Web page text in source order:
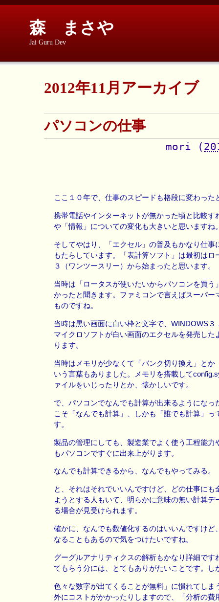
森 まさや
Jai Guru Dev
2012年11月アーカイブ
パソコンの仕事
mori (
ここ１０年で、仕事のスピードも格段に変わった
携帯電話やインターネットが無かった頃と比較す
や「情報」についての変化も大きいと思いますね
そしてやはり、「エクセル」の普及もかなり仕事
もたらしています。「表計算ソフト」は最初はロ
３（ワンツースリー）から始まったと思います。
当時は「ロータスが使いたいからパソコンを買う
かったと聞きます。ファミコンで言えばスーパー
ものですね。
当時は黒い画面に白い枠と文字で、WINDOWS３
マイクロソフトが白い画面のエクセルを発売した
ります。
当時はメモリが少なくて「バンク切り換え」とか
いう言葉もありました。メモリを搭載して
ァイルをいじったりとか、懐かしいです。
で、パソコンでなんでも計算が出来るようになっ
こそ「なんでも計算」、しかも「誰でも計算」っ
す。
製品の管理にしても、製造業でよく使う工程能力
もパソコンですぐに出来上がります。
なんでも計算できるから、なんでもやってみる。
と、それはそれでいいんですけど、どの仕事にも
ようとする人もいて、明らかに意味の無い計算デ
る場合が見受けられます。
確かに、なんでも数値化するのはいいんですけど
なることもあるので気をつけたいですね。
グーグルアナリティクスの解析もかなり詳細です
てもらう分には、とてもありがたいことです。し
色々な数字が出てくることが無料」に慣れてしま
外にコストがかかったりしますので、「分析の費